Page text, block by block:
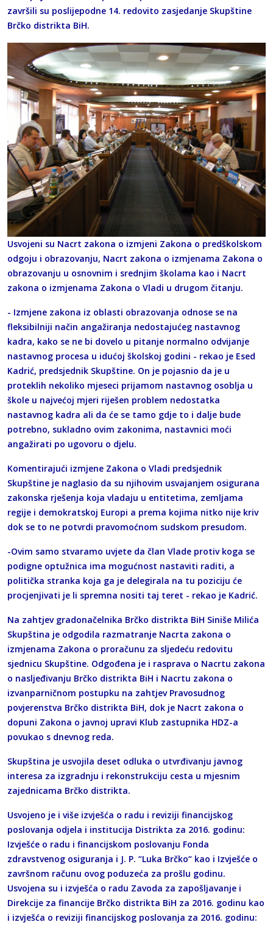
završili su poslijepodne 14. redovito zasjedanje Skupštine
Brčko distrikta BiH.
Usvojeni su Nacrt zakona o izmjeni Zakona o predškolskom
odgoju i obrazovanju, Nacrt zakona o izmjenama Zakona o
obrazovanju u osnovnim i srednjim školama kao i Nacrt
zakona o izmjenama Zakona o Vladi u drugom čitanju.
- Izmjene zakona iz oblasti obrazovanja odnose se na
fleksibilniji način angažiranja nedostajućeg nastavnog
kadra, kako se ne bi dovelo u pitanje normalno odvijanje
nastavnog procesa u idućoj školskoj godini - rekao je Esed
Kadrić, predsjednik Skupštine. On je pojasnio da je u
proteklih nekoliko mjeseci prijamom nastavnog osoblja u
škole u najvećoj mjeri riješen problem nedostatka
nastavnog kadra ali da će se tamo gdje to i dalje bude
potrebno, sukladno ovim zakonima, nastavnici moći
angažirati po ugovoru o djelu.
Komentirajući izmjene Zakona o Vladi predsjednik
Skupštine je naglasio da su njihovim usvajanjem osigurana
zakonska rješenja koja vladaju u entitetima, zemljama
regije i demokratskoj Europi a prema kojima nitko nije kriv
dok se to ne potvrdi pravomoćnom sudskom presudom.
-Ovim samo stvaramo uvjete da član Vlade protiv koga se
podigne optužnica ima mogućnost nastaviti raditi, a
politička stranka koja ga je delegirala na tu poziciju će
procjenjivati je li spremna nositi taj teret - rekao je Kadrić.
Na zahtjev gradonačelnika Brčko distrikta BiH Siniše Milića
Skupština je odgodila razmatranje Nacrta zakona o
izmjenama Zakona o proračunu za sljedeću redovitu
sjednicu Skupštine. Odgođena je i rasprava o Nacrtu zakona
o nasljeđivanju Brčko distrikta BiH i Nacrtu zakona o
izvanparničnom postupku na zahtjev Pravosudnog
povjerenstva Brčko distrikta BiH, dok je Nacrt zakona o
dopuni Zakona o javnoj upravi Klub zastupnika HDZ-a
povukao s dnevnog reda.
Skupština je usvojila deset odluka o utvrđivanju javnog
interesa za izgradnju i rekonstrukciju cesta u mjesnim
zajednicama Brčko distrikta.
Usvojeno je i više izvješća o radu i reviziji financijskog
poslovanja odjela i institucija Distrikta za 2016. godinu:
Izvješće o radu i financijskom poslovanju Fonda
zdravstvenog osiguranja i J. P. “Luka Brčko“ kao i Izvješće o
završnom računu ovog poduzeća za prošlu godinu.
Usvojena su i izvješća o radu Zavoda za zapošljavanje i
Direkcije za financije Brčko distrikta BiH za 2016. godinu kao
i izvješća o reviziji financijskog poslovanja za 2016. godinu: